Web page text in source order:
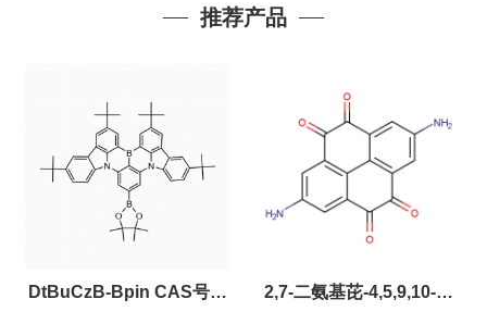
推荐产品
DtBuCzB-Bpin CAS号： 2,7-二氨基芘-4,5,9,10-四